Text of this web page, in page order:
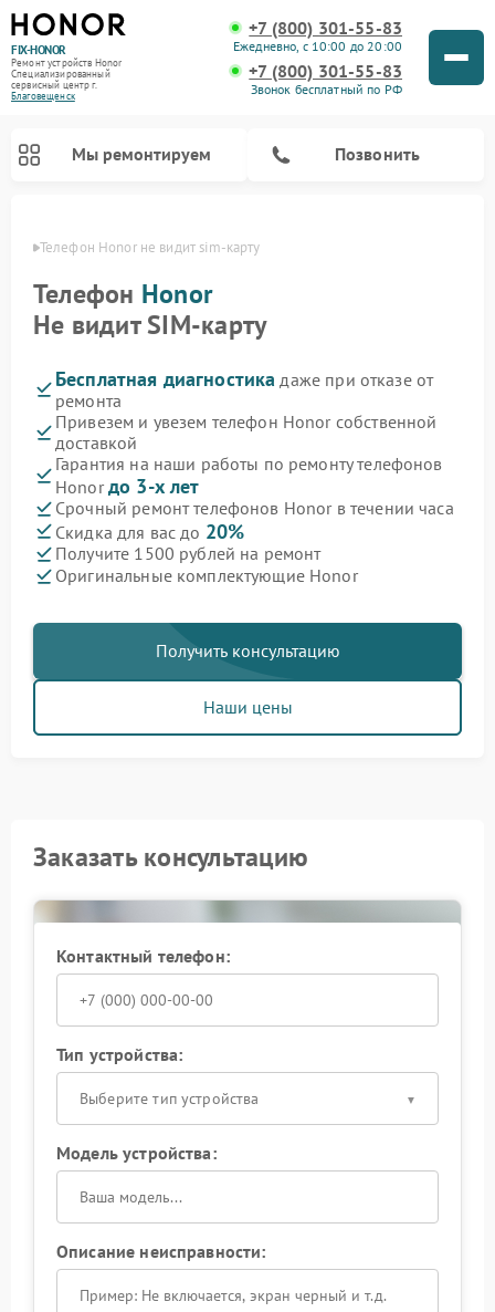
FIX-HONOR
Ремонт устройств Honor
Специализированный
cервисный центр г.
Благовещенск
+7 (800) 301-55-83
Ежедневно, с 10:00 до 20:00
+7 (800) 301-55-83
Звонок бесплатный по РФ
Мы ремонтируем Позвонить
Телефон Honor не видит sim-карту
Телефон Honor
Не видит SIM-карту
Бесплатная диагностика даже при отказе от
ремонта
Привезем и увезем телефон Honor собственной
доставкой
Гарантия на наши работы по ремонту телефонов
Honorдо 3-х лет
Срочный ремонт телефонов Honor в течении часа
Скидка для вас до 20%
Получите 1500 рублей на ремонт
Оригинальные комплектующие Honor
Получить консультацию
Наши цены
Заказать консультацию
Контактный телефон:
Тип устройства:
Выберите тип устройства
Модель устройства:
Описание неисправности: